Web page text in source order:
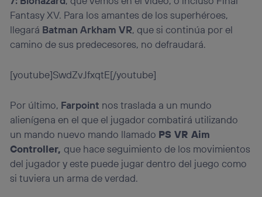
Fantasy XV. Para los amantes de los superhéroes,
llegará Batman Arkham VR, que si continúa por el
camino de sus predecesores, no defraudará.
[youtube]SwdZvJfxqtE[/youtube]
Por último, Farpoint nos traslada a un mundo
alienígena en el que el jugador combatirá utilizando
un mando nuevo mando llamado PS VR Aim
Controller,que hace seguimiento de los movimientos
del jugador y este puede jugar dentro del juego como
si tuviera un arma de verdad.